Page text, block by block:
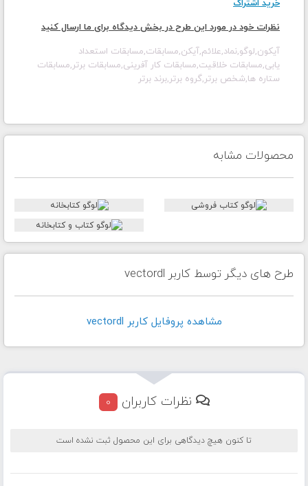
خرید اشتراک
نظرات خود در مورد این طرح در بخش دیدگاه برای ما ارسال کنید
آیکون,لوگو,نماد,علائم,آیکن,مسابقات,مسابقات استعداد
یابی,مسابقات خلاقیت,مسابقات کار آفرینی,مسابقات برتر,مسابقات
ستاره ها,شخص برتر,گروه برتر,برند برتر
محصولات مشابه
طرح های دیگر توسط کاربر vectordl
مشاهده پروفايل کاربر vectordl
نظرات کاربران 0
تا کنون هیچ دیدگاهی برای این محصول ثبت نشده است